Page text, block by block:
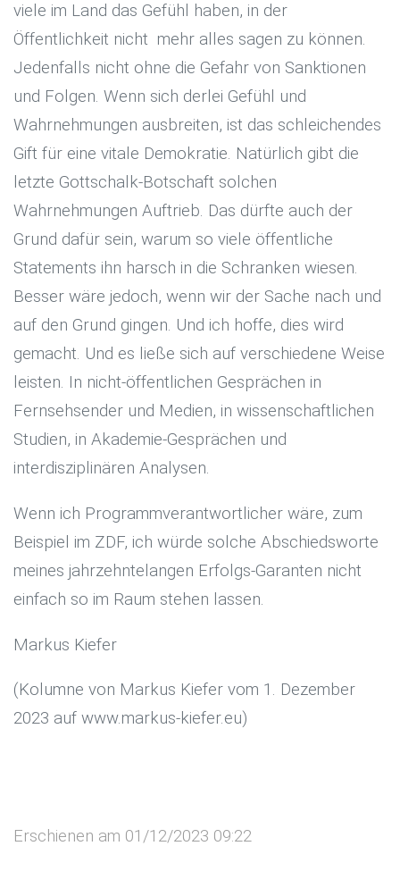
viele im Land das Gefühl haben, in der
Öffentlichkeit nicht mehr alles sagen zu können.
Jedenfalls nicht ohne die Gefahr von Sanktionen
und Folgen. Wenn sich derlei Gefühl und
Wahrnehmungen ausbreiten, ist das schleichendes
Gift für eine vitale Demokratie. Natürlich gibt die
letzte Gottschalk-Botschaft solchen
Wahrnehmungen Auftrieb. Das dürfte auch der
Grund dafür sein, warum so viele öffentliche
Statements ihn harsch in die Schranken wiesen.
Besser wäre jedoch, wenn wir der Sache nach und
auf den Grund gingen. Und ich hoffe, dies wird
gemacht. Und es ließe sich auf verschiedene Weise
leisten. In nicht-öffentlichen Gesprächen in
Fernsehsender und Medien, in wissenschaftlichen
Studien, in Akademie-Gesprächen und
interdisziplinären Analysen.
Wenn ich Programmverantwortlicher wäre, zum
Beispiel im ZDF, ich würde solche Abschiedsworte
meines jahrzehntelangen Erfolgs-Garanten nicht
einfach so im Raum stehen lassen.
Markus Kiefer
(Kolumne von Markus Kiefer vom 1. Dezember
2023 auf www.markus-kiefer.eu)
Erschienen am 01/12/2023 09:22